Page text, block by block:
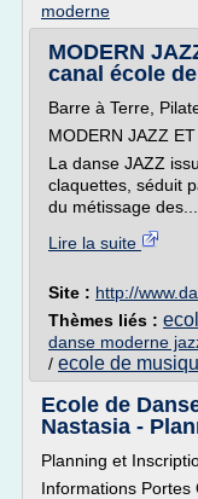
moderne
MODERN
canal école
Barre à Terre,
MODERN JAZZ
La danse JAZZ
claquettes, séduit
du métissage des...
Lire la suite
Site : http://
Thèmes liés :
danse moderne
/ ecole de
Ecole de
Nastasia -
Planning et
Informations Portes